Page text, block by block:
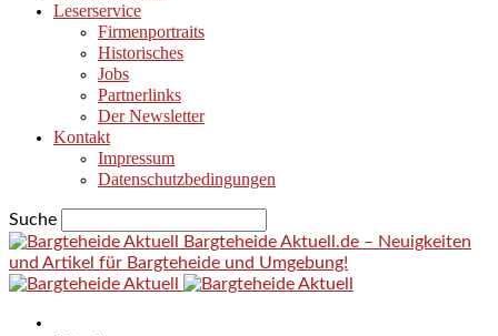
Leserservice
Firmenportraits
Historisches
Jobs
Partnerlinks
Der Newsletter
Kontakt
Impressum
Datenschutzbedingungen
Suche
Bargteheide Aktuell.de – Neuigkeiten
und Artikel für Bargteheide und Umgebung!